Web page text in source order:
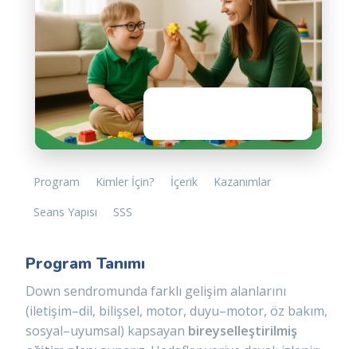
Program Kimler İçin? İçerik
Kazanımlar
Seans Yapısı
SSS
Program Tanımı
Down sendromunda farklı gelişim alanlarını
(iletişim–dil, bilişsel, motor, duyu–motor, öz bakım,
sosyal–uyumsal) kapsayan bireyselleştirilmiş